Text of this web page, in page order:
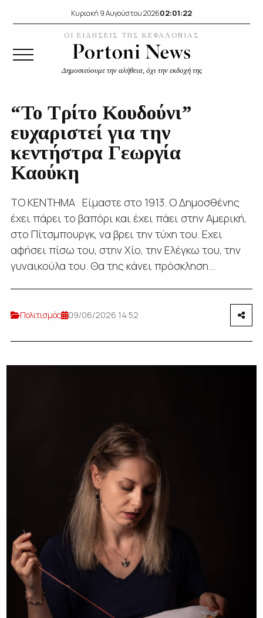
Κυριακή 9 Αυγούστου 202602:01:23
ΟΙ ΕΙΔΗΣΕΙΣ ΤΗΣ ΚΕΦΑΛΟΝΙΑΣ
Δημοσιεύουμε την αλήθεια, όχι την εκδοχή της
“Το Τρίτο Κουδούνι”
ευχαριστεί για την
κεντήστρα Γεωργία
Καούκη
ΤΟ ΚΕΝΤΗΜΑ Είμαστε στο 1913. Ο Δημοσθένης
έχει πάρει το βαπόρι και έχει πάει στην Αμερική,
στο Πίτσμπουργκ, να βρει την τύχη του. Εχει
αφήσει πίσω του, στην Χίο, την Ελέγκω του, την
γυναικούλα του. Θα της κάνει πρόσκληση...
Πολιτισμός 09/06/2026 14:52